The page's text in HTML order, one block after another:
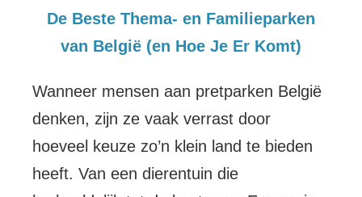
De Beste Thema- en Familieparken
van België (en Hoe Je Er Komt)
Wanneer mensen aan pretparken België
denken, zijn ze vaak verrast door
hoeveel keuze zo’n klein land te bieden
heeft. Van een dierentuin die